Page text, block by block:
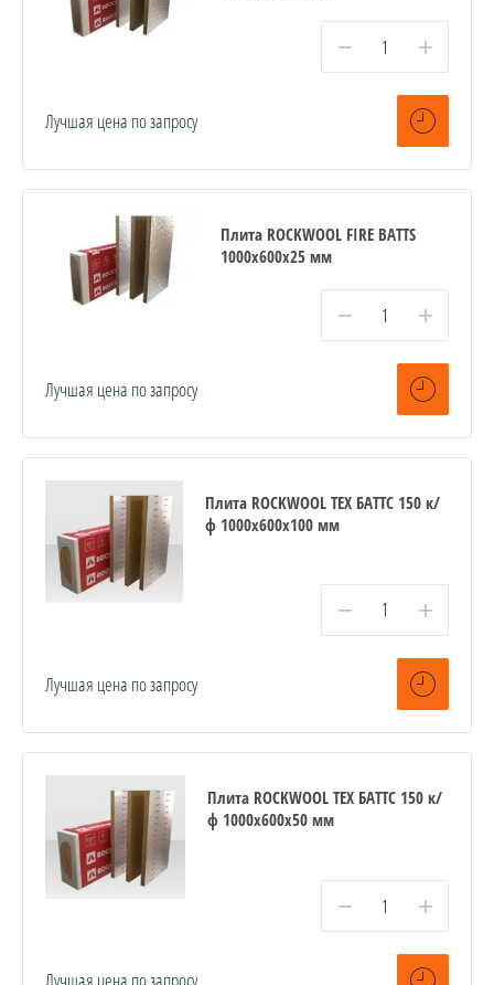
− +
Лучшая цена по запросу
Плита ROCKWOOL FIRE BATTS
1000x600x25 мм
− +
Лучшая цена по запросу
Плита ROCKWOOL ТЕХ БАТТС 150 к/
ф 1000x600x100 мм
− +
Лучшая цена по запросу
Плита ROCKWOOL ТЕХ БАТТС 150 к/
ф 1000x600x50 мм
− +